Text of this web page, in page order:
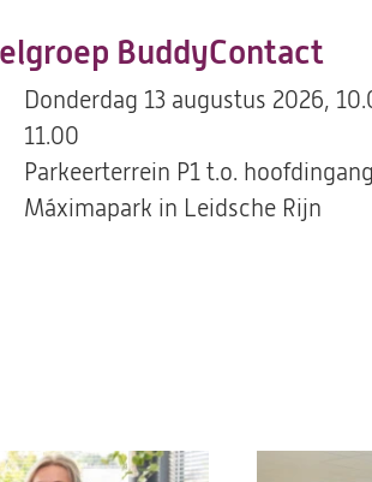
BuddyContact
Donderdag 13 augustus 2026,
11.00
Parkeerterrein P1 t.o. hoofdingang
Máximapark in Leidsche Rijn